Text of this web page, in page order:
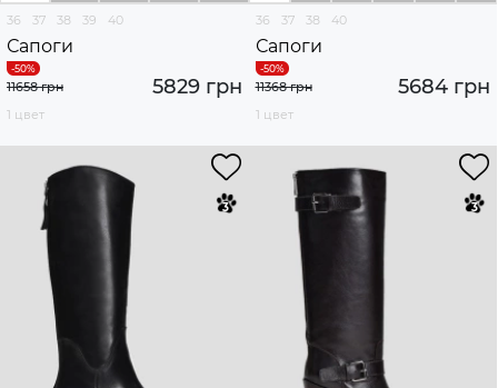
36 37 38 39 40
Сапоги
5829 грн
11658 грн
1 цвет
36 37 38 40
Сапоги
5684 грн
11368 грн
1 цвет